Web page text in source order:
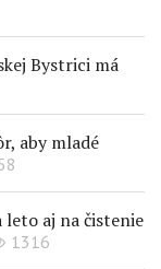
Bystrici má
aby mladé
leto aj na čistenie
1316